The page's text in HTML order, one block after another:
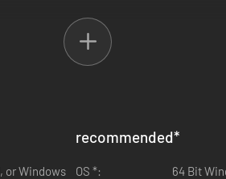
or Windows
recommended*
OS *:
64 Bit